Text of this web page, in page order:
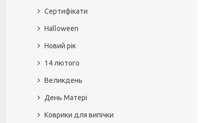
Сертифікати
Halloween
Новий рік
14 лютого
Великдень
День Матері
Коврики для випічки